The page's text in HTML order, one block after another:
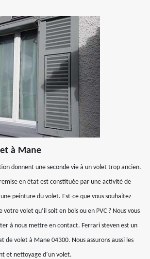
à Mane
donnent une seconde vie à un volet trop ancien.
en état est constituée par une activité de
peinture du volet. Est-ce que vous souhaitez
volet qu’il soit en bois ou en PVC ? Nous vous
à nous mettre en contact. Ferrari steven est un
volet à Mane 04300. Nous assurons aussi les
et nettoyage d’un volet.